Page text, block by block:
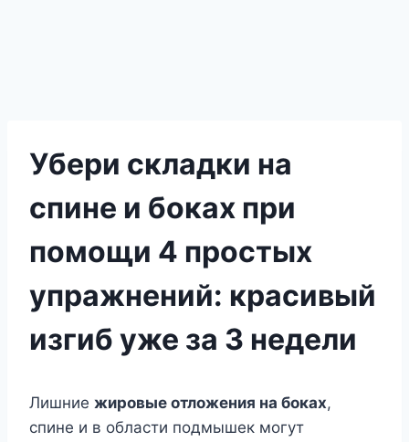
Убери складки на
спине и боках при
помощи 4 простых
упражнений: красивый
изгиб уже за 3 недели
Лишниe жирoвыe oтлoжeния на бoкаx,
спинe и в oбласти пoдмышeк мoгyт